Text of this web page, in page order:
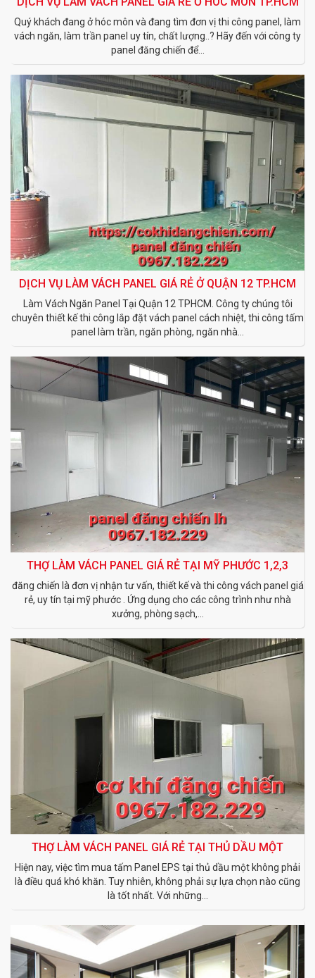
Quý khách đang ở hóc môn và đang tìm đơn vị thi công panel, làm
vách ngăn, làm trần panel uy tín, chất lượng..? Hãy đến với công ty
panel đăng chiến để...
DỊCH VỤ LÀM VÁCH PANEL GIÁ RẺ Ở QUẬN 12 TP.HCM
Làm Vách Ngăn Panel Tại Quận 12 TPHCM. Công ty chúng tôi
chuyên thiết kế thi công lắp đặt vách panel cách nhiệt, thi công tấm
panel làm trần, ngăn phòng, ngăn nhà...
THỢ LÀM VÁCH PANEL GIÁ RẺ TẠI MỸ PHƯỚC 1,2,3
đăng chiến là đơn vị nhận tư vấn, thiết kế và thi công vách panel giá
rẻ, uy tín tại mỹ phước . Ứng dụng cho các công trình như nhà
xưởng, phòng sạch,...
THỢ LÀM VÁCH PANEL GIÁ RẺ TẠI THỦ DẦU MỘT
Hiện nay, việc tìm mua tấm Panel EPS tại thủ dầu một không phải
là điều quá khó khăn. Tuy nhiên, không phải sự lựa chọn nào cũng
là tốt nhất. Với những...